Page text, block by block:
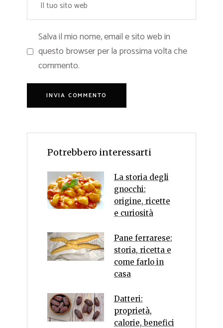
Salva il mio nome, email e sito web in
questo browser per la prossima volta che
commento.
Potrebbero interessarti
La storia degli
gnocchi:
origine, ricette
e curiosità
Pane ferrarese:
storia, ricetta e
come farlo in
casa
Datteri:
proprietà,
calorie, benefici